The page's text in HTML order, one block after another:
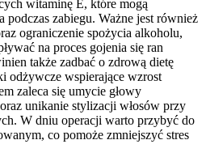
witaminę E, które mogą
zabiegu. Ważne jest również
ograniczenie spożycia alkoholu,
na proces gojenia się ran
także zadbać o zdrową dietę
odżywcze wspierające wzrost
zaleca się umycie głowy
unikanie stylizacji włosów przy
W dniu operacji warto przybyć do
co pomoże zmniejszyć stres